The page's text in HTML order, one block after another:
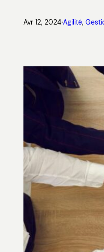
Avr 12, 2024·Agilité,